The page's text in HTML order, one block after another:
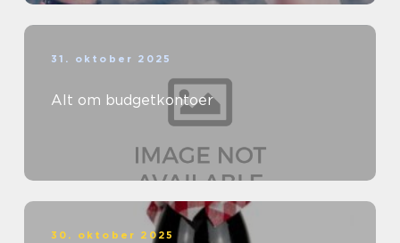
31. oktober 2025
Alt om budgetkontoer
30. oktober 2025